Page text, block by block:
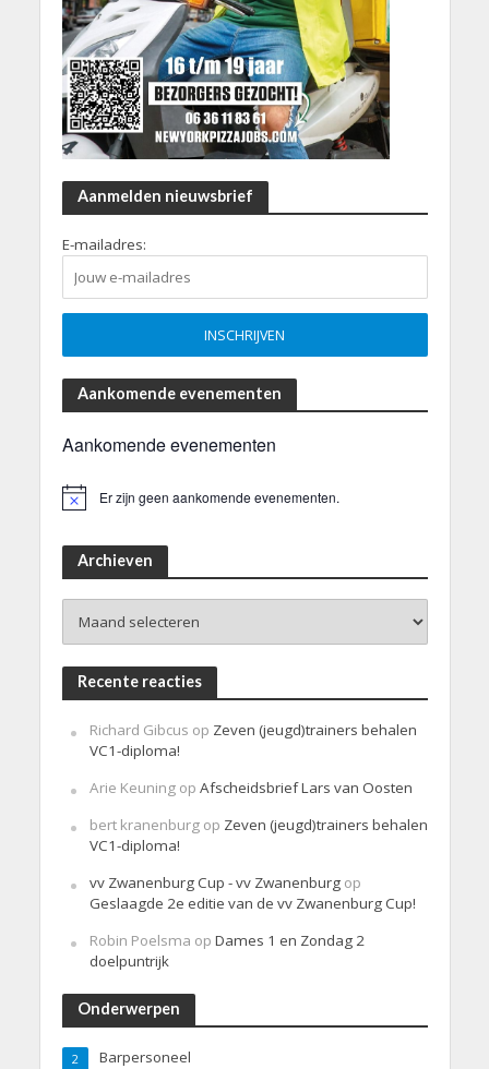
Aanmelden nieuwsbrief
E-mailadres:
Aankomende evenementen
Aankomende evenementen
Er zijn geen aankomende evenementen.
Archieven
Recente reacties
Richard Gibcus op Zeven (jeugd)trainers behalen
VC1-diploma!
Arie Keuningop Afscheidsbrief Lars van Oosten
bert kranenburgop Zeven (jeugd)trainers behalen
VC1-diploma!
vv Zwanenburg Cup - vv Zwanenburgop
Geslaagde 2e editie van de vv Zwanenburg Cup!
Robin Poelsma op Dames 1 en Zondag 2
doelpuntrijk
Onderwerpen
Barpersoneel
2